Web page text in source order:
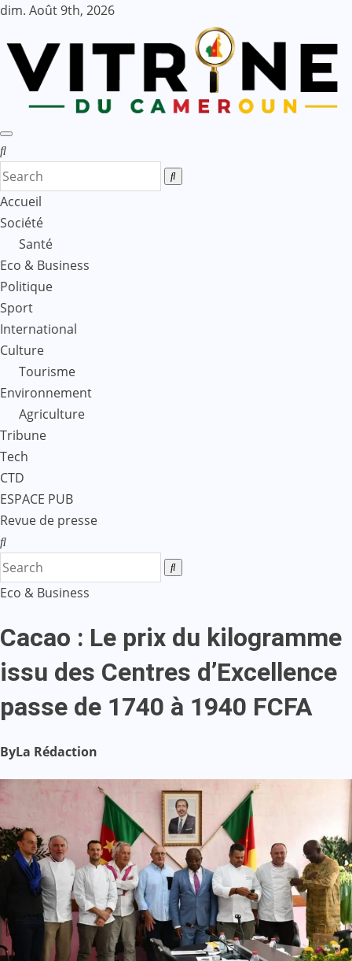
Skip
content
dim. Août 9th, 2026
Accueil
Société
Santé
Eco & Business
Politique
Sport
International
Culture
Tourisme
Environnement
Agriculture
Tribune
Tech
CTD
ESPACE PUB
Revue de presse
Eco & Business
Cacao : Le prix du kilogramme
issu des Centres d’Excellence
passe de 1740 à 1940 FCFA
ByLa Rédaction